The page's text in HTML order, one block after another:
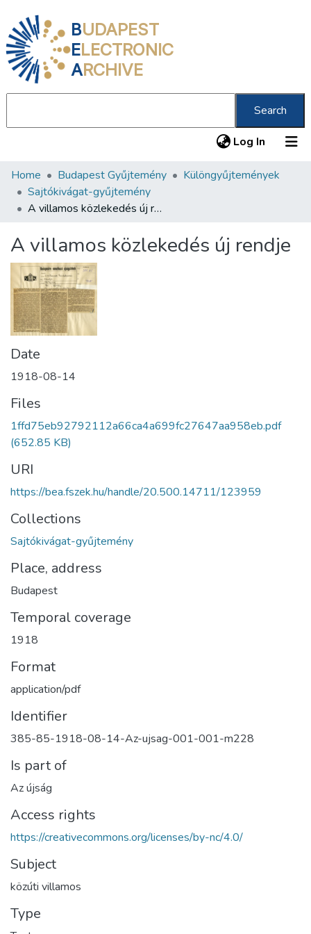
BUDAPEST
ELECTRONIC
ARCHIVE
Search
Log In (current)
Communities & Collections
All of DSpace
About us
Home Budapest Gyűjtemény
Különgyűjtemények
Sajtókivágat-gyűjtemény
A villamos közlekedés új rendje
A villamos közlekedés új rendje
Date
1918-08-14
Files
1ffd75eb92792112a66ca4a699fc27647aa958eb.pdf
(652.85 KB)
URI
https://bea.fszek.hu/handle/20.500.14711/123959
Collections
Sajtókivágat-gyűjtemény
Place, address
Budapest
Temporal coverage
1918
Format
application/pdf
Identifier
385-85-1918-08-14-Az-ujsag-001-001-m228
Is part of
Az újság
Access rights
https://creativecommons.org/licenses/by-nc/4.0/
Subject
közúti villamos
Type